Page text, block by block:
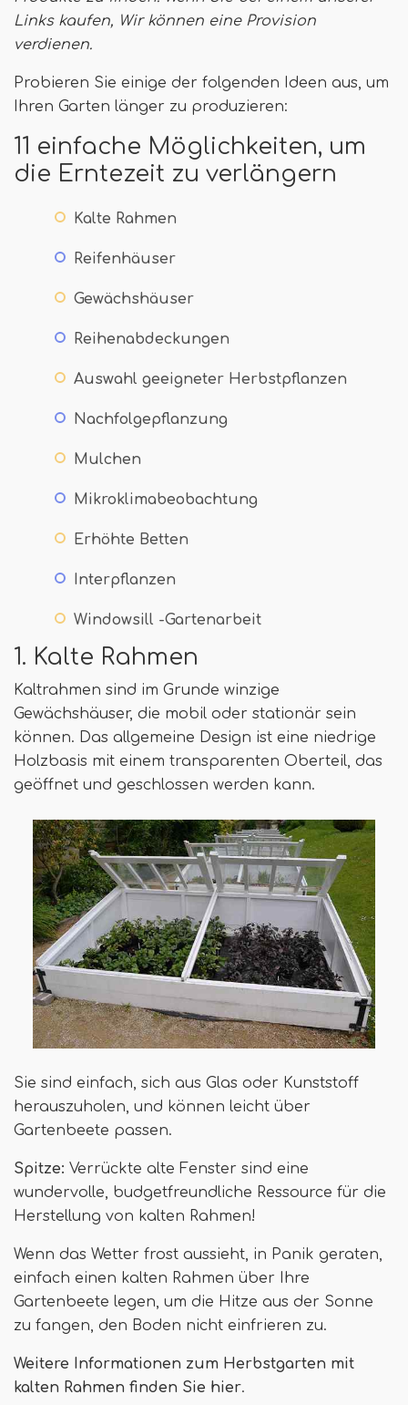
Links kaufen, Wir können eine Provision
verdienen.
Probieren Sie einige der folgenden Ideen aus, um
Ihren Garten länger zu produzieren:
11 einfache Möglichkeiten, um
die Erntezeit zu verlängern
Kalte Rahmen
Reifenhäuser
Gewächshäuser
Reihenabdeckungen
Auswahl geeigneter Herbstpflanzen
Nachfolgepflanzung
Mulchen
Mikroklimabeobachtung
Erhöhte Betten
Interpflanzen
Windowsill -Gartenarbeit
1. Kalte Rahmen
Kaltrahmen sind im Grunde winzige
Gewächshäuser, die mobil oder stationär sein
können. Das allgemeine Design ist eine niedrige
Holzbasis mit einem transparenten Oberteil, das
geöffnet und geschlossen werden kann.
Sie sind einfach, sich aus Glas oder Kunststoff
herauszuholen, und können leicht über
Gartenbeete passen.
Spitze: Verrückte alte Fenster sind eine
wundervolle, budgetfreundliche Ressource für die
Herstellung von kalten Rahmen!
Wenn das Wetter frost aussieht, in Panik geraten,
einfach einen kalten Rahmen über Ihre
Gartenbeete legen, um die Hitze aus der Sonne
zu fangen, den Boden nicht einfrieren zu.
Weitere Informationen zum Herbstgarten mit
kalten Rahmen finden Sie hier.